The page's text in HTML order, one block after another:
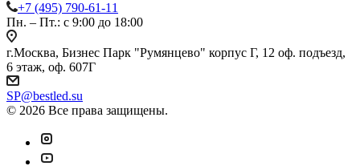
+7 (495) 790-61-11
Пн. – Пт.: с 9:00 до 18:00
г.Москва, Бизнес Парк "Румянцево" корпус Г, 12 оф. подъезд,
6 этаж, оф. 607Г
SP@bestled.su
© 2026 Все права защищены.